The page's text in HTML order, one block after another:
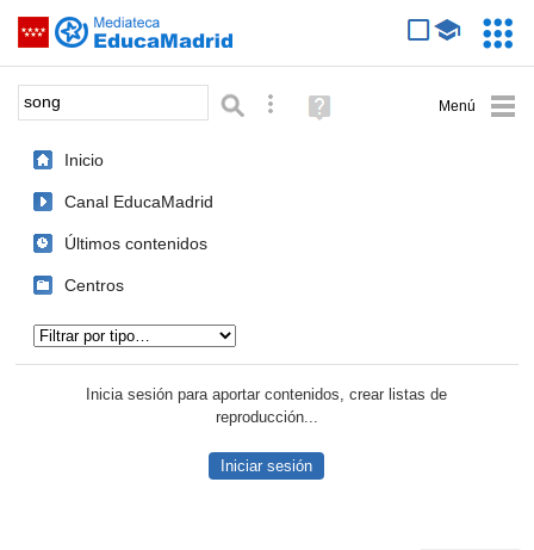
Saltar navegación
Palabra o frase: Búsqueda avanzada
Ayuda
(en
Inicio
Canal EducaMadrid
Últimos contenidos
Centros
Inicia sesión para aportar contenidos, crear listas de
reproducción...
Iniciar sesión